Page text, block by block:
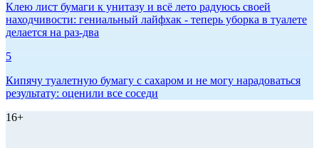
Клею лист бумаги к унитазу и всё лето радуюсь своей
находчивости: гениальный лайфхак - теперь уборка в туалете
делается на раз-два
5
Кипячу туалетную бумагу с сахаром и не могу нарадоваться
результату: оценили все соседи
16+